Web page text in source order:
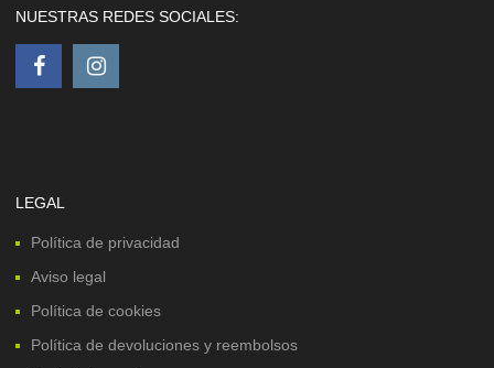
NUESTRAS REDES SOCIALES:
LEGAL
Política de privacidad
Aviso legal
Política de cookies
Política de devoluciones y reembolsos